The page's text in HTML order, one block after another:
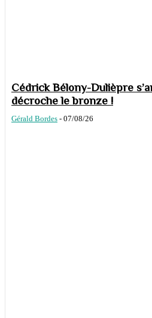
Cédrick Bélony-Dulièpre
décroche le bronze !
Gérald Bordes - 07/08/26